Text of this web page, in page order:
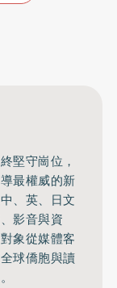
堅守崗位，
最權威的新
、英、日文
影音與資
象從媒體客
球僑胞與讀